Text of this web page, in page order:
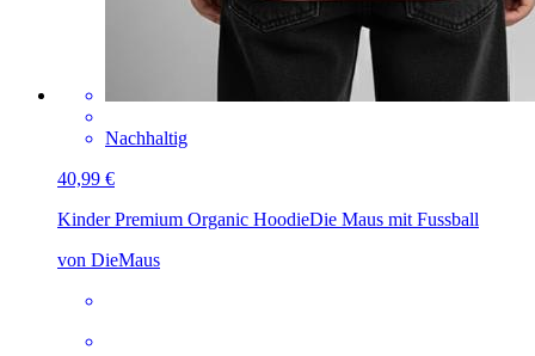
Nachhaltig
40,99 €
Kinder Premium Organic HoodieDie Maus mit Fussball
von DieMaus